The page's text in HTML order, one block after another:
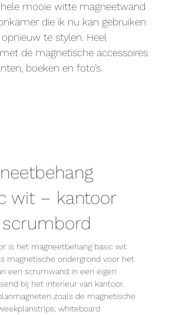
mooie witte magneetwand
die ik nu kan gebruiken
te stylen. Heel
de magnetische accessoires
boeken en foto’s.
wit – kantoor
is het magneetbehang basic wit
magnetische ondergrond voor het
een scrumwand in een eigen
bij het interieur van kantoor.
zoals de magnetische
whiteboard